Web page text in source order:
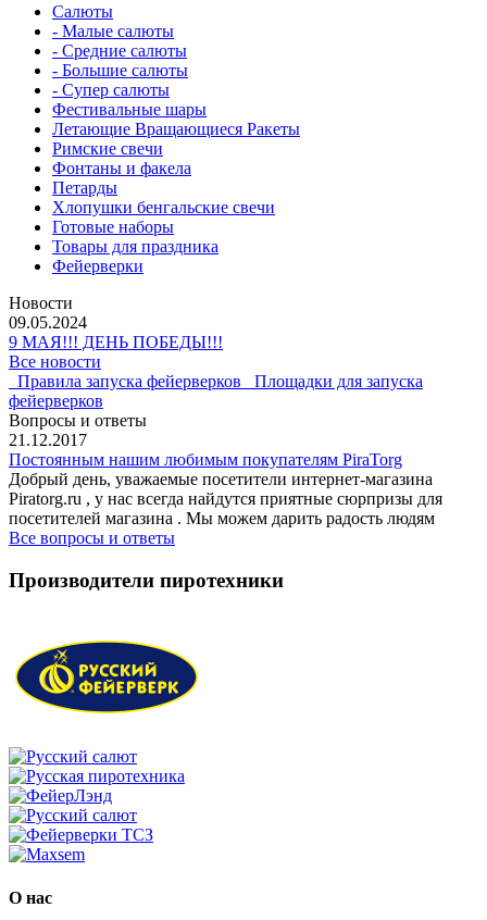
Салюты
- Малые салюты
- Средние салюты
- Большие салюты
- Супер салюты
Фестивальные шары
Летающие Вращающиеся Ракеты
Римские свечи
Фонтаны и факела
Петарды
Хлопушки бенгальские свечи
Готовые наборы
Товары для праздника
Фейерверки
Новости
09.05.2024
9 МАЯ!!! ДЕНЬ ПОБЕДЫ!!!
Все новости
Правила запуска фейерверков
Площадки для запуска
фейерверков
Вопросы и ответы
21.12.2017
Постоянным нашим любимым покупателям PiraTorg
Добрый день, уважаемые посетители интернет-магазина
Piratorg.ru , у нас всегда найдутся приятные сюрпризы для
посетителей магазина . Мы можем дарить радость людям
Все вопросы и ответы
Производители пиротехники
О нас